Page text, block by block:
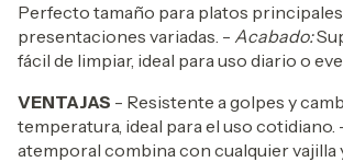
Perfecto tamaño para platos
presentaciones variadas. - Acabado:
fácil de limpiar, ideal para uso diario o
VENTAJAS - Resistente a golpes y
temperatura, ideal para el uso cotidiano.
atemporal combina con cualquier vajilla